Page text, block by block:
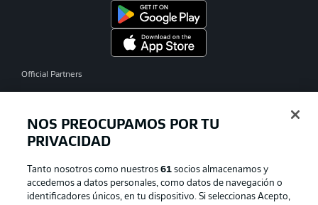
Official Partners
NOS PREOCUPAMOS POR TU
PRIVACIDAD
Tanto nosotros como nuestros61 socios almacenamos y
accedemos a datos personales, como datos de navegación o
identificadores únicos, en tu dispositivo. Si seleccionas Acepto,